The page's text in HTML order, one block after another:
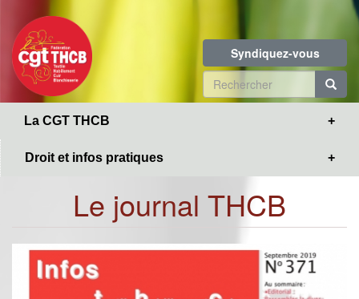
contenu
principal
Syndiquez-vous
Formulaire
de
La CGT THCB
Droit et infos pratiques
Le journal THCB